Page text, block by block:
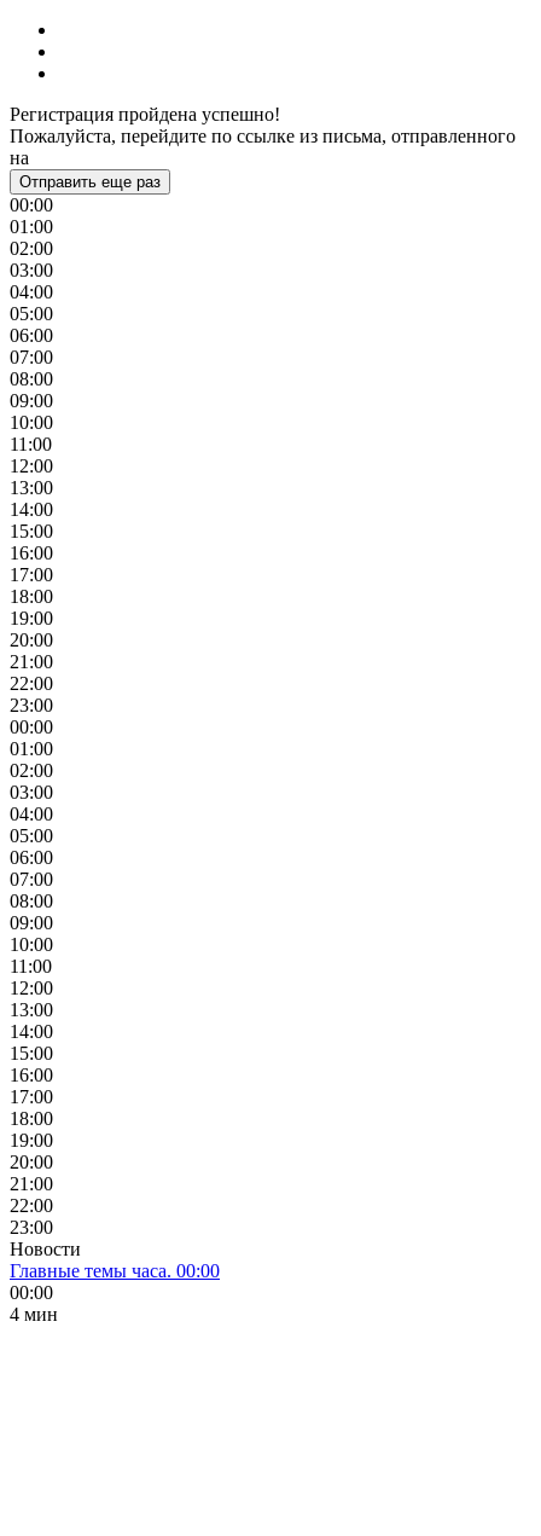
Регистрация пройдена успешно!
Пожалуйста, перейдите по ссылке из письма, отправленного
на
Отправить еще раз
00:00
01:00
02:00
03:00
04:00
05:00
06:00
07:00
08:00
09:00
10:00
11:00
12:00
13:00
14:00
15:00
16:00
17:00
18:00
19:00
20:00
21:00
22:00
23:00
00:00
01:00
02:00
03:00
04:00
05:00
06:00
07:00
08:00
09:00
10:00
11:00
12:00
13:00
14:00
15:00
16:00
17:00
18:00
19:00
20:00
21:00
22:00
23:00
Новости
Главные темы часа. 00:00
00:00
4 мин